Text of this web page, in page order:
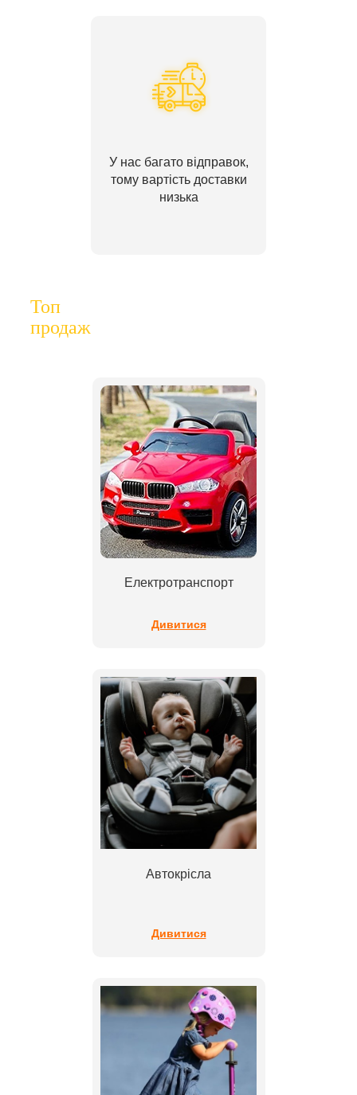
У нас багато відправок,
тому вартість доставки
низька
Топ
продаж
Електротранспорт
Дивитися
Автокрісла
Дивитися